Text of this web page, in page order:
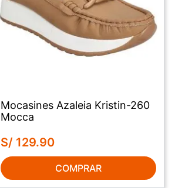
Mocasines Azaleia Kristin-260
Mocca
S/ 129.90
COMPRAR